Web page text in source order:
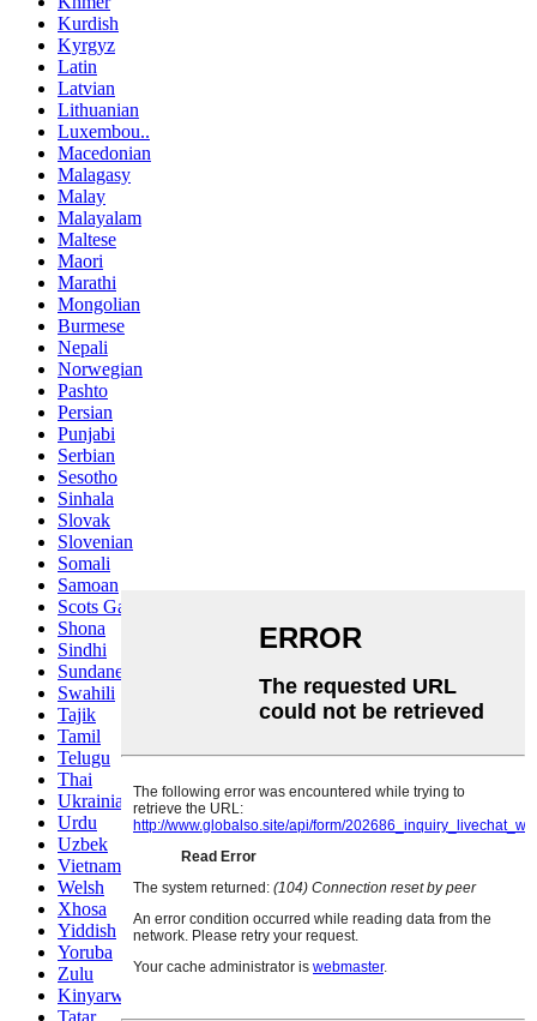
Kurdish
Kyrgyz
Latin
Latvian
Lithuanian
Luxembou..
Macedonian
Malagasy
Malay
Malayalam
Maltese
Maori
Marathi
Mongolian
Burmese
Nepali
Norwegian
Pashto
Persian
Punjabi
Serbian
Sesotho
Sinhala
Slovak
Slovenian
Somali
Samoan
Scots Gaelic
Shona
Sindhi
Sundanese
Swahili
Tajik
Tamil
Telugu
Thai
Ukrainian
Urdu
Uzbek
Vietnamese
Welsh
Xhosa
Yiddish
Yoruba
Zulu
Kinyarwanda